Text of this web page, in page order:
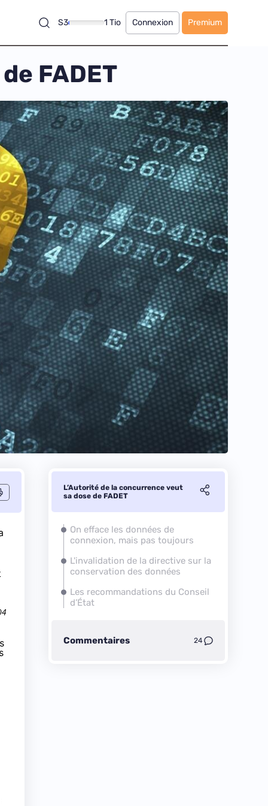
S3 1 Tio Connexion Premium
FADET
L’Autorité de la concurrence veut
sa dose de FADET
On efface les données de
connexion, mais pas toujours
L'invalidation de la directive sur la
conservation des données
Les recommandations du Conseil
d’État
Commentaires 24